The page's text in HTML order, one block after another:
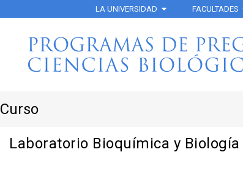
LA UNIVERSIDAD FACULTADES
Curso
Laboratorio Bioquímica y Biología